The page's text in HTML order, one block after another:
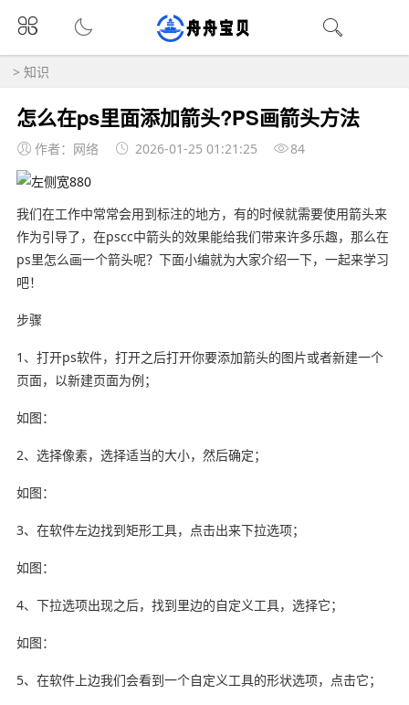
> 知识
怎么在ps里面添加箭头?PS画箭头方法
作者：网络 2026-01-25 01:21:25 84
我们在工作中常常会用到标注的地方，有的时候就需要使用箭头来
作为引导了，在pscc中箭头的效果能给我们带来许多乐趣，那么在
ps里怎么画一个箭头呢？下面小编就为大家介绍一下，一起来学习
吧！
步骤
1、打开ps软件，打开之后打开你要添加箭头的图片或者新建一个
页面，以新建页面为例；
如图：
2、选择像素，选择适当的大小，然后确定；
如图：
3、在软件左边找到矩形工具，点击出来下拉选项；
如图：
4、下拉选项出现之后，找到里边的自定义工具，选择它；
如图：
5、在软件上边我们会看到一个自定义工具的形状选项，点击它；